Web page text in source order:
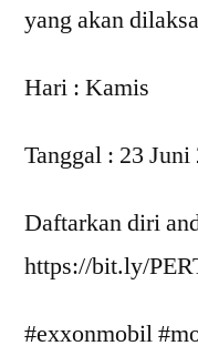
yang akan
Hari : Kamis
Tanggal : 23 Juni
Daftarkan diri
https://bit.ly/
#exxonmobil